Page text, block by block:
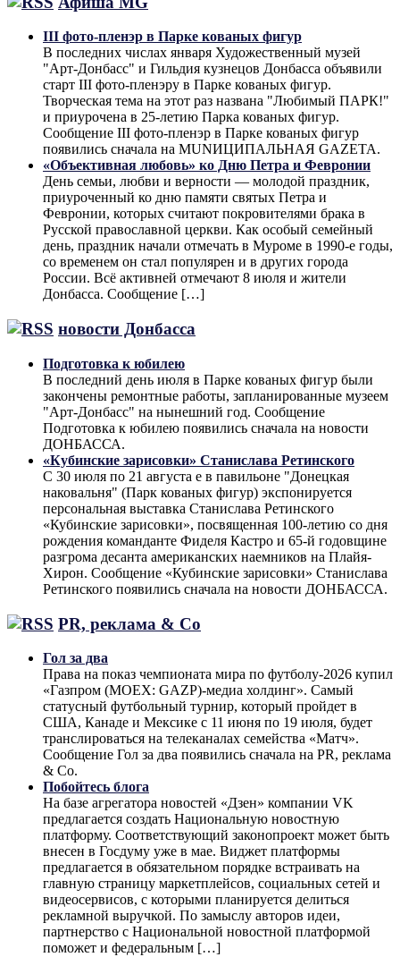
III фото-пленэр в Парке кованых фигур
В последних числах января Художественный музей
"Арт-Донбасс" и Гильдия кузнецов Донбасса объявили
старт III фото-пленэру в Парке кованых фигур.
Творческая тема на этот раз названа "Любимый ПАРК!"
и приурочена в 25-летию Парка кованых фигур.
Сообщение III фото-пленэр в Парке кованых фигур
появились сначала на MUNИЦИПАЛЬНАЯ GAZЕТА.
«Объективная любовь» ко Дню Петра и Февронии
День семьи, любви и верности — молодой праздник,
приуроченный ко дню памяти святых Петра и
Февронии, которых считают покровителями брака в
Русской православной церкви. Как особый семейный
день, праздник начали отмечать в Муроме в 1990-е годы,
со временем он стал популярен и в других города
России. Всё активней отмечают 8 июля и жители
Донбасса. Сообщение […]
новости Донбасса
Подготовка к юбилею
В последний день июля в Парке кованых фигур были
закончены ремонтные работы, запланированные музеем
"Арт-Донбасс" на нынешний год. Сообщение
Подготовка к юбилею появились сначала на новости
ДОНБАССА.
«Кубинские зарисовки» Станислава Ретинского
С 30 июля по 21 августа е в павильоне "Донецкая
наковальня" (Парк кованых фигур) экспонируется
персональная выставка Станислава Ретинского
«Кубинские зарисовки», посвященная 100-летию со дня
рождения команданте Фиделя Кастро и 65-й годовщине
разгрома десанта американских наемников на Плайя-
Хирон. Сообщение «Кубинские зарисовки» Станислава
Ретинского появились сначала на новости ДОНБАССА.
PR, реклама & Co
Гол за два
Права на показ чемпионата мира по футболу-2026 купил
«Газпром (MOEX: GAZP)-медиа холдинг». Самый
статусный футбольный турнир, который пройдет в
США, Канаде и Мексике с 11 июня по 19 июля, будет
транслироваться на телеканалах семейства «Матч».
Сообщение Гол за два появились сначала на PR, реклама
& Co.
Побойтесь блога
На базе агрегатора новостей «Дзен» компании VK
предлагается создать Национальную новостную
платформу. Соответствующий законопроект может быть
внесен в Госдуму уже в мае. Виджет платформы
предлагается в обязательном порядке встраивать на
главную страницу маркетплейсов, социальных сетей и
видеосервисов, с которыми планируется делиться
рекламной выручкой. По замыслу авторов идеи,
партнерство с Национальной новостной платформой
поможет и федеральным […]